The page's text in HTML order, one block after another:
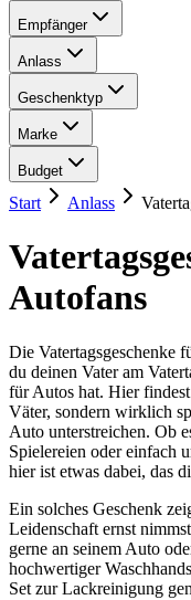
Empfänger
Anlass
Geschenktyp
Marke
Budget
Start Anlass
Autofans
Die Vatertagsgeschenke
du deinen Vater am
für Autos hat. Hier
Väter, sondern wirklich
Auto unterstreichen. Ob
Spielereien oder einfach
hier ist etwas dabei, das
Ein solches Geschenk
Leidenschaft ernst
gerne an seinem Auto
hochwertiger
Set zur Lackreinigung